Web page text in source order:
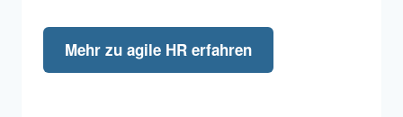
Mehr zu agile HR erfahren